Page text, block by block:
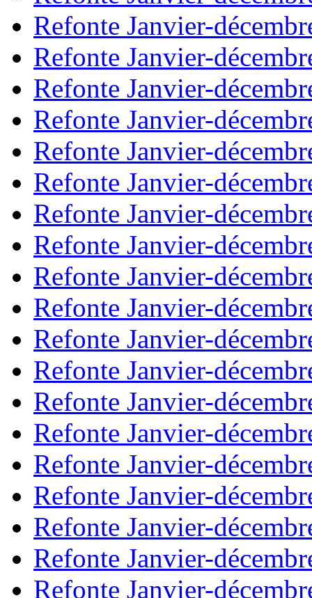
Refonte Janvier-
Refonte Janvier-
Refonte Janvier-
Refonte Janvier-
Refonte Janvier-
Refonte Janvier-
Refonte Janvier-
Refonte Janvier-
Refonte Janvier-
Refonte Janvier-
Refonte Janvier-
Refonte Janvier-
Refonte Janvier-
Refonte Janvier-
Refonte Janvier-
Refonte Janvier-
Refonte Janvier-
Refonte Janvier-
Refonte Janvier-